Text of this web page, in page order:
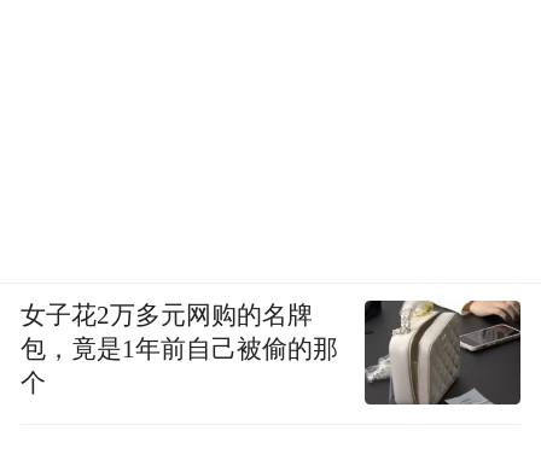
女子花2万多元网购的名牌
包，竟是1年前自己被偷的那
个